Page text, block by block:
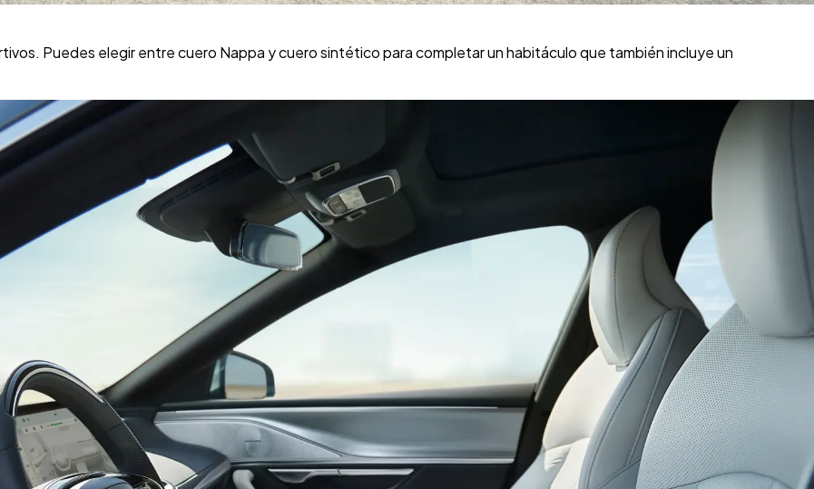
Puedes elegir entre cuero Nappa y cuero sintético para completar un habitáculo que también incluye un